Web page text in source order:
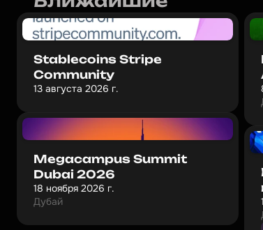
Stablecoins Stripe
Community
13 августа 2026 г.
Megacampus Summit
Dubai 2026
18 ноября 2026 г.
Дубай